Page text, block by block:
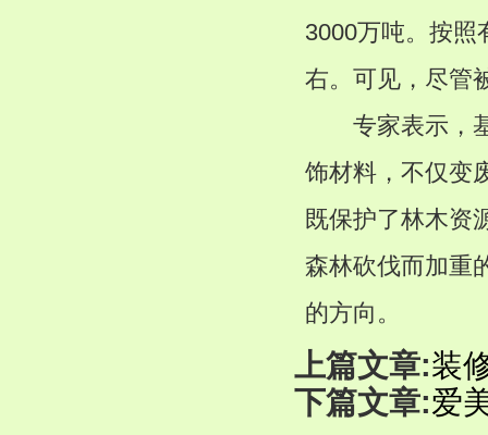
3000万吨。按照
右。可见，尽管
专家表示，基
饰材料，不仅变
既保护了林木资
森林砍伐而加重
的方向。
上篇文章:装
下篇文章:爱